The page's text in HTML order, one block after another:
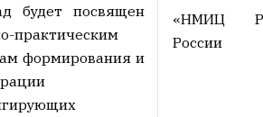
будет посвящен
практическим
формирования и
«НМИЦ
России